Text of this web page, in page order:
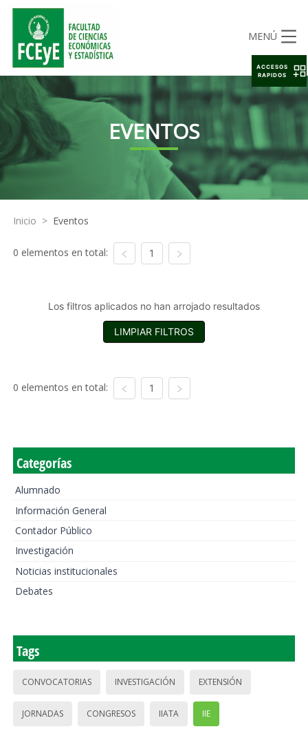
MENÚ
EVENTOS
Inicio > Eventos
0 elementos en total: 1
Los filtros aplicados no han arrojado resultados
LIMPIAR FILTROS
0 elementos en total: 1
Categorías
Alumnado
Información General
Contador Público
Investigación
Noticias institucionales
Debates
Tags
CONVOCATORIAS INVESTIGACIÓN EXTENSIÓN
JORNADAS CONGRESOS IIATA IIE
ACCESOS
RAPIDOS